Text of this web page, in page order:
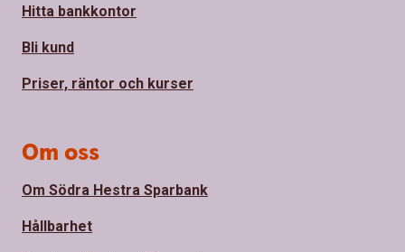
Hitta bankkontor
Bli kund
Priser, räntor och kurser
Om oss
Om Södra Hestra Sparbank
Hållbarhet